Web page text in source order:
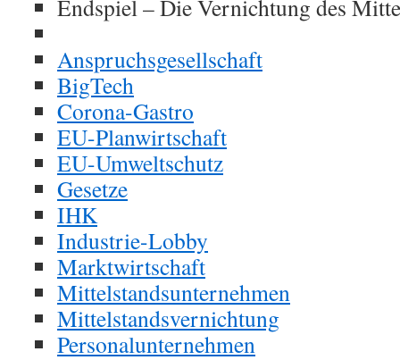
Endspiel – Die Vernichtung des
Anspruchsgesellschaft
BigTech
Corona-Gastro
EU-Planwirtschaft
EU-Umweltschutz
Gesetze
IHK
Industrie-Lobby
Marktwirtschaft
Mittelstandsunternehmen
Mittelstandsvernichtung
Personalunternehmen